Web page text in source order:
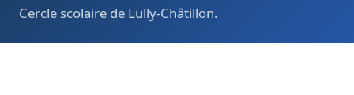
Cercle scolaire de Lully-Châtillon.